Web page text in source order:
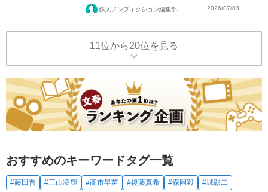
鉄人ノンフィクション編集部 2026/07/03
11位から20位を見る
おすすめのキーワードタグ一覧
#藤田晋 #三山凌輝 #高市早苗 #後藤真希 #森岡毅
#城彰二